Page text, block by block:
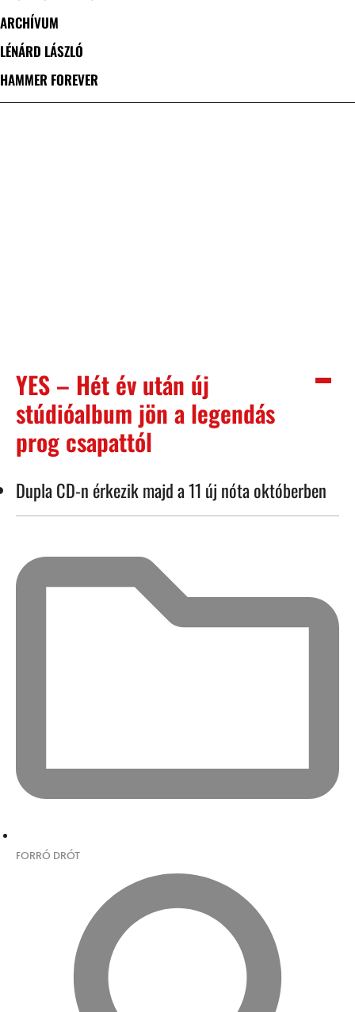
ARCHÍVUM
LÉNÁRD LÁSZLÓ
HAMMER FOREVER
YES – Hét év után új
stúdióalbum jön a legendás
prog csapattól
Dupla CD-n érkezik majd a 11 új nóta októberben
FORRÓ DRÓT